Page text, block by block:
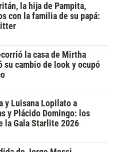
la hija de Pampita,
con la familia de su papá:
la casa de Mirtha
su cambio de look y ocupó
y Luisana Lopilato a
y Plácido Domingo: los
la Gala Starlite 2026